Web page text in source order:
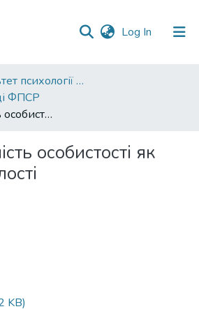
Log In (current)
10. Факультет психології та соціальної роботи
ФПСР
Персистентність особистості як основа її зрілості
особистості як
KB)